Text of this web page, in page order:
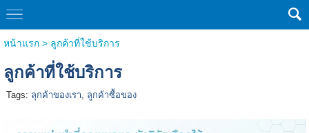
หน้าแรก> ลูกค้าที่ใช้บริการ
ลูกค้าที่ใช้บริการ
Tags: ลุกค้าของเรา, ลูกค้าซื้อของ